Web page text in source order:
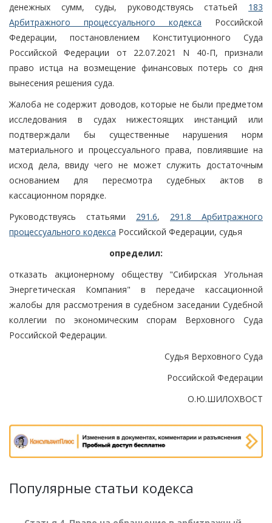
денежных сумм, суды, руководствуясь статьей 183
Арбитражного процессуального кодекса Российской
Федерации, постановлением Конституционного Суда
Российской Федерации от 22.07.2021 N 40-П, признали
право истца на возмещение финансовых потерь со дня
вынесения решения суда.
Жалоба не содержит доводов, которые не были предметом
исследования в судах нижестоящих инстанций или
подтверждали бы существенные нарушения норм
материального и процессуального права, повлиявшие на
исход дела, ввиду чего не может служить достаточным
основанием для пересмотра судебных актов в
кассационном порядке.
Руководствуясь статьями 291.6, 291.8 Арбитражного
процессуального кодекса Российской Федерации, судья
определил:
отказать акционерному обществу "Сибирская Угольная
Энергетическая Компания" в передаче кассационной
жалобы для рассмотрения в судебном заседании Судебной
коллегии по экономическим спорам Верховного Суда
Российской Федерации.
Судья Верховного Суда
Российской Федерации
О.Ю.ШИЛОХВОСТ
Популярные статьи кодекса